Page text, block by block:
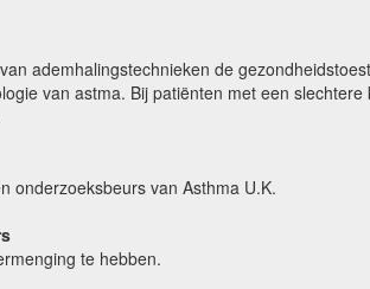
ademhalingstechnieken de
van astma. Bij patiënten met een
onderzoeksbeurs van Asthma U.K.
te hebben.